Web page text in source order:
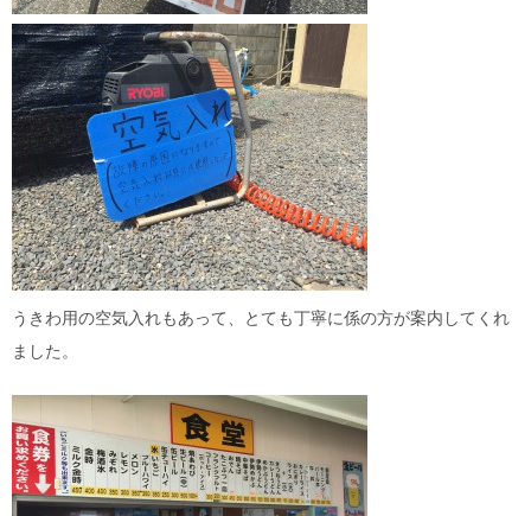
うきわ用の空気入れもあって、とても丁寧に係の方が案内してくれ
ました。